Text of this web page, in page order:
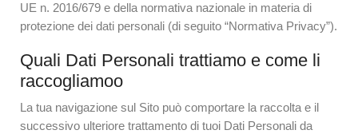
UE n. 2016/679 e della normativa nazionale in materia di
protezione dei dati personali (di seguito “Normativa Privacy”).
Quali Dati Personali trattiamo e come li
raccogliamoo
La tua navigazione sul Sito può comportare la raccolta e il
successivo ulteriore trattamento di tuoi Dati Personali da